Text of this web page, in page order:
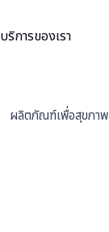
บริการของเรา
ผลิตภัณฑ์เพื่อสุขภาพ